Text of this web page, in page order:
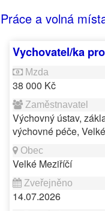
Práce a volná
Vychovatel/ka
38 000 Kč
Výchovný ústav,
výchovné péče,
Velké Meziříčí
14.07.2026